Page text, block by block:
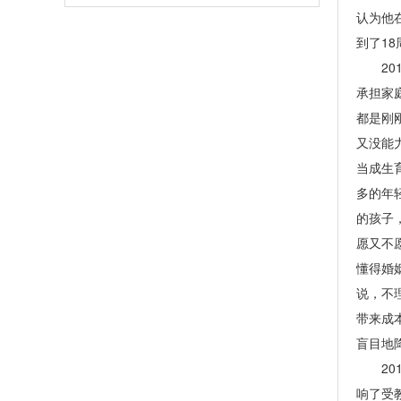
认为他
到了18
2016
承担家
都是刚
又没能
当成生
多的年
的孩子
愿又不
懂得婚
说，不
带来成
盲目地
2016
响了受